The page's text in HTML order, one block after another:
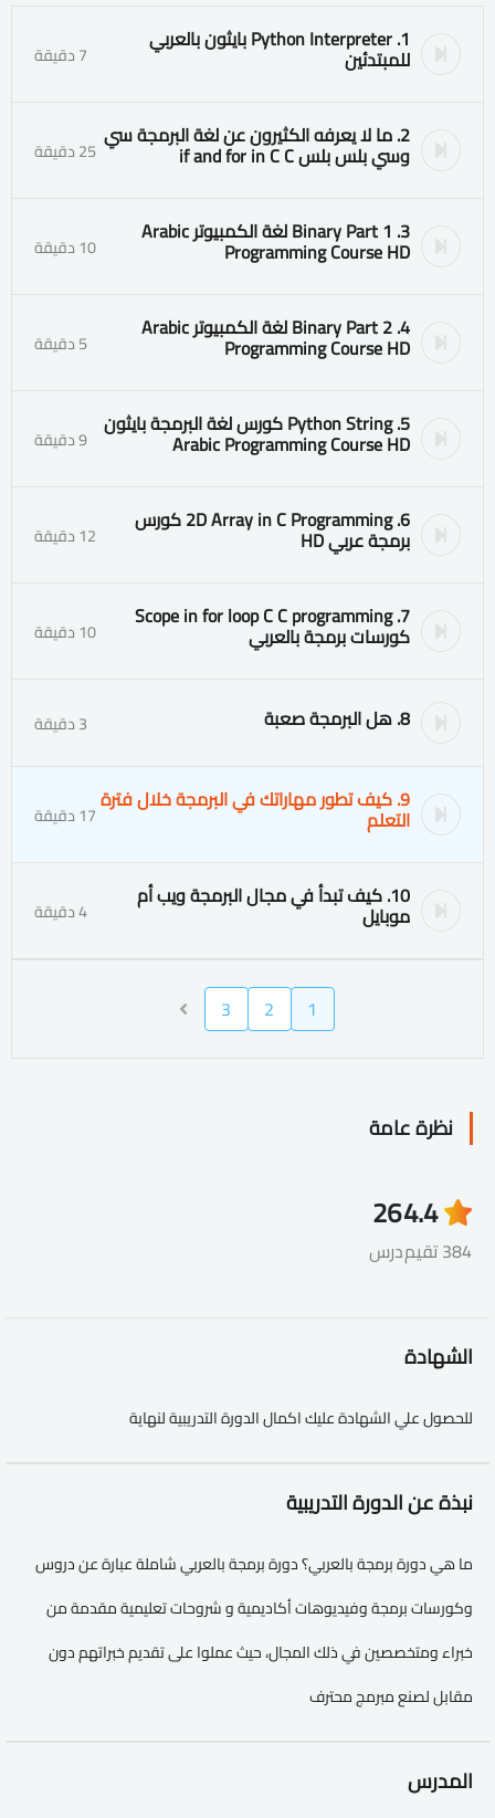
1. Python Interpreter بايثون بالعربي
للمبتدئين 7 دقيقة
2. ما لا يعرفه الكثيرون عن لغة البرمجة سي
وسي بلس بلس if and for in C C 25 دقيقة
3. Binary Part 1 لغة الكمبيوتر Arabic
Programming Course HD 10 دقيقة
4. Binary Part 2 لغة الكمبيوتر Arabic
Programming Course HD 5 دقيقة
5. Python String كورس لغة البرمجة بايثون
Arabic Programming Course HD 9 دقيقة
6. 2D Array in C Programming كورس
برمجة عربي HD 12 دقيقة
7. Scope in for loop C C programming
كورسات برمجة بالعربي 10 دقيقة
8. هل البرمجة صعبة 3 دقيقة
9. كيف تطور مهاراتك في البرمجة خلال فترة
التعلم 17 دقيقة
10. كيف تبدأ في مجال البرمجة ويب أم
موبايل 4 دقيقة
1
2
3
نظرة عامة
4.4
384 تقيم
26
درس
الشهادة
للحصول علي الشهادة عليك اكمال الدورة التدريبية لنهاية
نبذة عن الدورة التدريبية
ما هي دورة برمجة بالعربي؟ دورة برمجة بالعربي شاملة عبارة عن دروس
وكورسات برمجة وفيديوهات أكاديمية و شروحات تعليمية مقدمة من
خبراء ومتخصصين في ذلك المجال، حيث عملوا على تقديم خبراتهم دون
مقابل لصنع مبرمج محترف
المدرس